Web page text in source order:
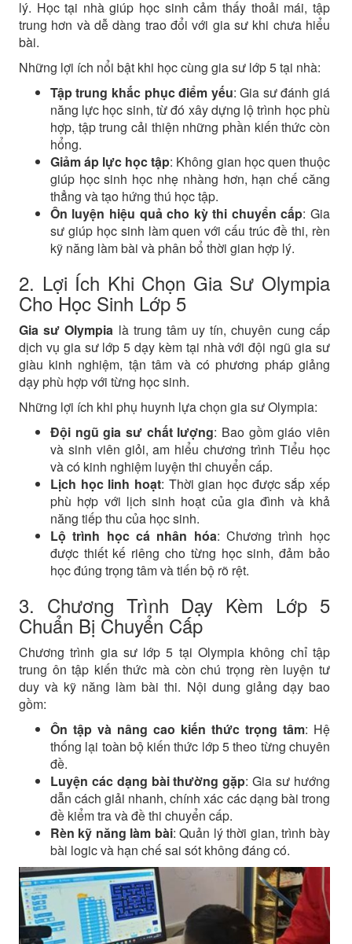
lý. Học tại nhà giúp học sinh cảm thấy thoải mái, tập
trung hơn và dễ dàng trao đổi với gia sư khi chưa hiểu
bài.
Những lợi ích nổi bật khi học cùng gia sư lớp 5 tại nhà:
Tập trung khắc phục điểm yếu: Gia sư đánh giá
năng lực học sinh, từ đó xây dựng lộ trình học phù
hợp, tập trung cải thiện những phần kiến thức còn
hổng.
Giảm áp lực học tập: Không gian học quen thuộc
giúp học sinh học nhẹ nhàng hơn, hạn chế căng
thẳng và tạo hứng thú học tập.
Ôn luyện hiệu quả cho kỳ thi chuyển cấp: Gia
sư giúp học sinh làm quen với cấu trúc đề thi, rèn
kỹ năng làm bài và phân bổ thời gian hợp lý.
2. Lợi Ích Khi Chọn Gia Sư Olympia
Cho Học Sinh Lớp 5
Gia sư Olympia là trung tâm uy tín, chuyên cung cấp
dịch vụ gia sư lớp 5 dạy kèm tại nhà với đội ngũ gia sư
giàu kinh nghiệm, tận tâm và có phương pháp giảng
dạy phù hợp với từng học sinh.
Những lợi ích khi phụ huynh lựa chọn gia sư Olympia:
Đội ngũ gia sư chất lượng: Bao gồm giáo viên
và sinh viên giỏi, am hiểu chương trình Tiểu học
và có kinh nghiệm luyện thi chuyển cấp.
Lịch học linh hoạt: Thời gian học được sắp xếp
phù hợp với lịch sinh hoạt của gia đình và khả
năng tiếp thu của học sinh.
Lộ trình học cá nhân hóa: Chương trình học
được thiết kế riêng cho từng học sinh, đảm bảo
học đúng trọng tâm và tiến bộ rõ rệt.
3. Chương Trình Dạy Kèm Lớp 5
Chuẩn Bị Chuyển Cấp
Chương trình gia sư lớp 5 tại Olympia không chỉ tập
trung ôn tập kiến thức mà còn chú trọng rèn luyện tư
duy và kỹ năng làm bài thi. Nội dung giảng dạy bao
gồm:
Ôn tập và nâng cao kiến thức trọng tâm: Hệ
thống lại toàn bộ kiến thức lớp 5 theo từng chuyên
đề.
Luyện các dạng bài thường gặp: Gia sư hướng
dẫn cách giải nhanh, chính xác các dạng bài trong
đề kiểm tra và đề thi chuyển cấp.
Rèn kỹ năng làm bài: Quản lý thời gian, trình bày
bài logic và hạn chế sai sót không đáng có.